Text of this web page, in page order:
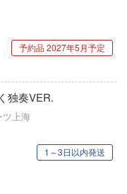
予約品 2027年5月予定
独奏VER.
上海
1～3日以内発送
シリーズ
ド